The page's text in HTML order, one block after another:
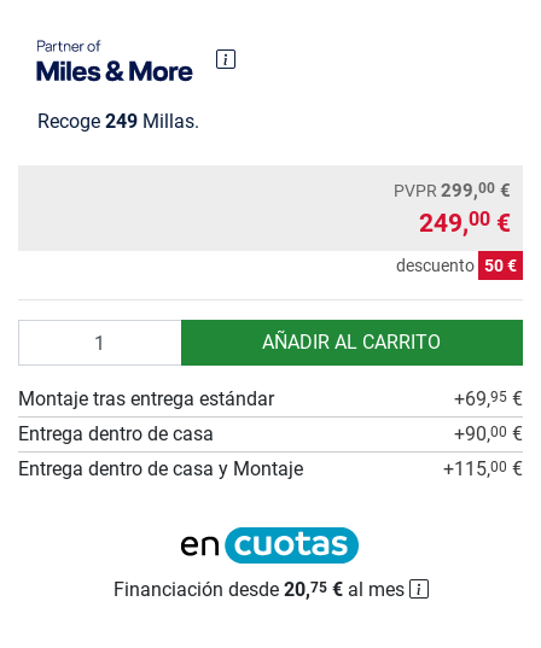
Recoge 249 Millas.
PVPR 299,00 €
249,00 €
descuento 50 €
AÑADIR AL CARRITO
Montaje tras entrega estándar +69,95 €
Entrega dentro de casa
+90,00 €
Entrega dentro de casa y Montaje
+115,00 €
Financiación desde 20,75€al mes